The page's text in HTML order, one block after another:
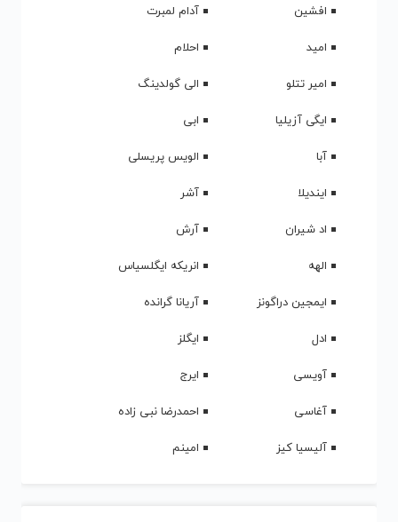
افشین
آدام لمبرت
امید
احلام
امیر تتلو
الی گولدینگ
ایگی آزیلیا
ابی
آبا
الویس پریسلی
ایندیلا
آشر
اد شیران
آرش
الهه
انریکه ایگلسیاس
ایمجین دراگونز
آریانا گرانده
ادل
ایگلز
آویسی
ایرج
آغاسی
احمدرضا نبی زاده
آلیسیا کیز
امینم